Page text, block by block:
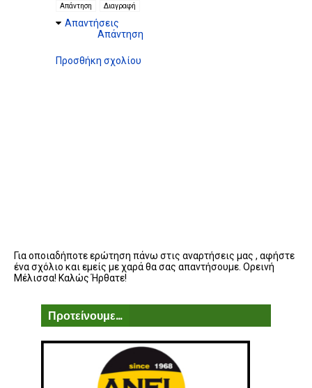
Απάντηση Διαγραφή
Απαντήσεις
Απάντηση
Προσθήκη σχολίου
Για οποιαδήποτε ερώτηση πάνω στις αναρτήσεις μας , αφήστε
ένα σχόλιο και εμείς με χαρά θα σας απαντήσουμε. Ορεινή
Μέλισσα! Καλώς Ήρθατε!
Προτείνουμε...